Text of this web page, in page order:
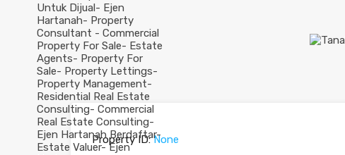
Property ID:None